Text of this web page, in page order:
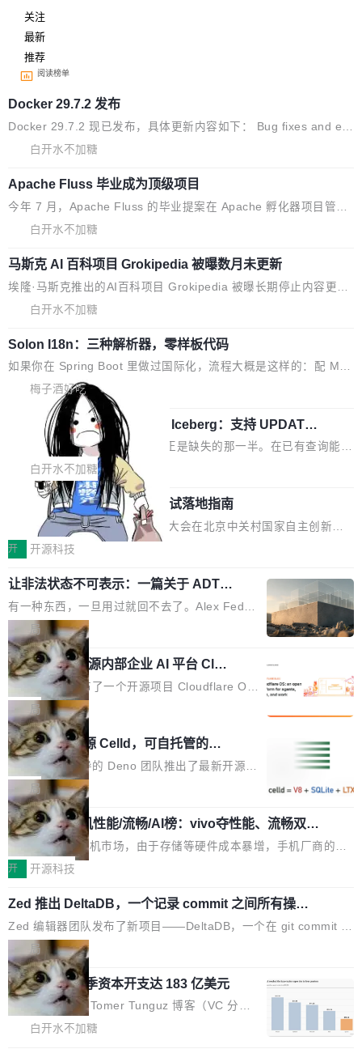
关注
最新
推荐
阅读榜单
Docker 29.7.2 发布
Docker 29.7.2 现已发布，具体更新内容如下： Bug fixes and en
hancements 修复多次传递同一环境变量时，docker service crea
5 修复了 Docker Engine 29.7.0 中引入的一个回归问题，该问题
导致拉取镜像时会拒绝包含绝对 hardlink 目标的镜像（此类镜像由
某些镜像构建工具生成）。moby/moby#53305 修复了 Docker En
内核...
白开水不加糖
Apache Fluss 毕业成为顶级项目
今年 7 月，Apache Fluss 的毕业提案在 Apache 孵化器项目管理
委员会（IPMC）投票中获得全票通过，随后获 Apache 软件基金
孵化毕业，成为 Apache 顶级项目（TLP）！这一里程碑不仅标志
着 Fluss 迈入新的发展阶段，也将进一步推动流式存储、实时湖仓
与 AI 数据基础加速融合，为实时数据基础设施的发展开启新的篇
白开水不加糖
马斯克 AI 百科项目 Grokipedia 被曝数月未更新
埃隆·马斯克推出的AI百科项目 Grokipedia 被曝长期停止内容更
新，未能实现其作为“AI版维基百科”替代品的目标。 据 Lawfare 最
去三个月内没有任何条目完成更新，用户提交的编辑请求也长期处
于待处理状态。 Grokipedia 于去年底上线，定位为由人工智能生
成内容的百科平台，被马斯克视为传统众包百科网站维基百科的替
代方案。Lawfare 调查发现，无论热门页面还是低关注度页面，均
未出现近期更新，相关问题并非局限于特定领域，而是在不同主题
和访问量页面中普遍存在。 调查人员最初认为，Grokipedia可能只
是限...
白开水不加糖
Solon I18n：三种解析器，零样板代码
如果你在 Spring Boot 里做过国际化，流程大概是这样的：配 Mes
sageSource 的 Bean、写 ReloadableResourceBundleMessage
Source、声明 LocaleResolver、注册 LocaleChangeIntercepto
r…五六步之后才能看到第一行翻译文本。 Solon 换了个方式。整
个 i18n 模块围绕三个解析器、一个注解、一个工具类展开——没
有 XML、没有拦截器注册、没有样板配置。 资源文件的约定 把文
件放到 resources/i18n/ 下： resources/i18n/messages.properti
梅子酒好吃
Apache Doris 4.1 全面增强 Iceberg：支持 UPDAT
E、MERGE INTO 与 Iceberg V3
Apache Doris 4.1 要补齐的，正是缺失的那一半。在已有查询能力
的基础上，Doris 进一步支持了 UPDATE、DELETE、MERGE IN
TO 等数据修改操作、完整的表结构管理与分区演进，以及 rewrite
_data_files、expire_snapshots 等日常维护操作，并完整支持 Ice
berg V3 格式。
白开水不加糖
Testin XAgent：CIO智能测试落地指南
7月30日，TiD2026质量竞争力大会在北京中关村国家自主创新示
范区会议中心开幕。本届大会由中关村智联软件服务业质量创新联
题，直面AI从实验室走向规模化产业落地的核心质量命题。会上，
《2026智能研发生产力工具选型手册》发布，Testin云测的Testin
XAgent智能测试系统入选AI测试领域代表产品。对CIO而言，这提
示了一个转变：AI测试正在从效率工具升级为企业的质量基础设
施。 CIO面对的新现实 过去两年，CIO们的焦虑清单上多了两项：
一是如何让大模型和智能体应用安全地从PoC走向生产，二是如何
让测试团队跟得上AI应用...
开 开源科技
让非法状态不可表示：一篇关于 ADT
的帖子在 Reddit 火了
有一种东西，一旦用过就回不去了。Alex Fedos
eev 管它叫"软件设计的基石"。 他说的东西不新
鲜——代数数据类型（ADT），尤其是和类型
（sum type）。但他说清楚了一件事：这不是类
型系统的学术体操，是日常编码的思维方式。 文
章从一个简单的例子切入。一个网站的深色主题
设置，如果用布尔值 + 可空字段来表示——bool
ean 表示是否可切换，nullable 的默认模式、浅
色方案、深色方案——会产生大量无意义的组
合。方案缺了、配置冲突了、全 null 了。要知道
哪些组合有效，作者说，你得靠"文档、校验、或
者部落知识"。 换个写法。Rust 的 enum，两个
变体：Switchable...
局
Cloudflare 开源内部企业 AI 平台 Clou
dflare OS
Cloudflare 发布了一个开源项目 Cloudflare O
S。如果你只看官方博客，你会觉得这是又一
个"AI 知识库 + 聊天机器人"——每个大厂都在
做，没什么新鲜的。 但 Kenton Varda 在 Twitte
r 上把事情说清楚了： 今天我们发布了 Cloudfla
re OS，一个带连接器的聊天机器人，跟其他所
有科技公司做的一样。只不过，实际上它不一
样。这是 Sandstorm.io 的重制版，我十年前的
那个创业公司。不同的是，这次它构建在 Cloudf
lare Workers 上——我花了九年时间搭建的平台
——并且深度集成了 AI。这基本上是我十年秘密
计划的顶峰。 十年前，Ken...
局
Deno 团队开源 Celld，可自托管的分
布式 Durable Objects
Ryan Dahl 领导的 Deno 团队推出了最新开源项
目 Celld，一个能在自己机器上运行 Cloudflare
Workers 和 Durable Objects 的守护进程。 设
计思路很直接：每个对象是一个独立的 SQLite
数据库，按名称寻址，复制到你自己的 S3 兼容
存储库里。节点之间只通过这个存储库协调——
个小型数据库，应用天然按分片构建，单个数据
库的竞争和爆炸半径问题在设计层面就被消除
了。 闲置的 cell 会休眠到几乎不占资源。当 cel
l 迁移或唤醒时，新宿主从 S3 恢复 SQLite 数据
库继续执行。存储库是持久化的唯一真相...
局
鲁大师7月新机性能/流畅/AI榜：vivo夺性能、流畅双第
一，三星Galaxy Z系列新折叠缺席
2026年7月的手机市场，由于存储等硬件成本暴增，手机厂商的日
子也不好过啊，新机速度明显放缓，因此硝烟味淡了许多。新机参
/ Z Flip8）外，其余要么是中低端机器，例如iQOO Z11i、REDMI
Note 17、REDMI Note 17 Pro、OPPO K15，要么是vivo X300 E
这样的次旗舰。 Galaxy Z Fold8 Ultra / Z Fold8 / Z Flip8三款折
叠屏新机均在7月22日发布，且全部搭载骁龙8 Elite Gen5 for Gal
axy，它们本该是7月性...
开 开源科技
Zed 推出 DeltaDB，一个记录 commit 之间所有操作
的版本控制系统
Zed 编辑器团队发布了新项目——DeltaDB，一个在 git commit 之
间记录每一次编辑操作的版本控制系统。目前处于 Early Access
阶段。 DeltaDB 的核心思路直接写在 landing page 最显眼的位
置：「Software is made between commits」——软件是在 com
mit 之间写出来的。git 只记录了你提交的最终状态，但真正的工作
过程——打字、删改、试错、agent 对话——都在 commit 之间的
局
SpaceXAI 单季资本开支达 183 亿美元
根据风险投资人Tomer Tunguz 博客（VC 分
析）披露的最新分析与第二季度业绩报告，Spac
白开水不加糖